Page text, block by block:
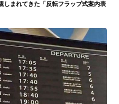
しまれてきた「反転フラップ式案内表